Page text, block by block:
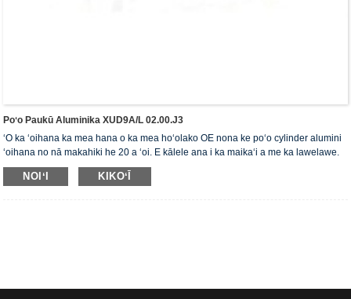
Poʻo Paukū Aluminika XUD9A/L 02.00.J3
ʻO ka ʻoihana ka mea hana o ka mea hoʻolako OE nona ke poʻo cylinder alumini
ʻoihana no nā makahiki he 20 a ʻoi. E kālele ana i ka maikaʻi a me ka lawelawe.
Loaʻa i ke poʻo cylinder ka palapala hōʻoia ISO16949, "ke poʻo cylinder sila
kiʻekiʻe", "ke ola lōʻihi o ke poʻo cylinder" a me nā palapala hoʻohālike pono 5 ʻē
NOIʻI KIKOʻĪ